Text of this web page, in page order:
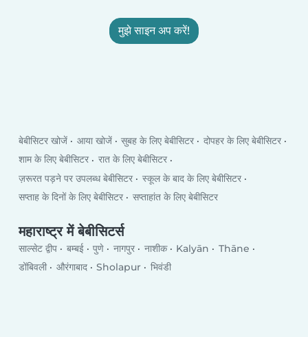
मुझे साइन अप करें!
बेबीसिटर खोजें आया खोजें सुबह के लिए बेबीसिटर
दोपहर के लिए बेबीसिटर
शाम के लिए बेबीसिटर
रात के लिए बेबीसिटर
ज़रूरत पड़ने पर उपलब्ध बेबीसिटर
स्कूल के बाद के लिए बेबीसिटर
सप्ताह के दिनों के लिए बेबीसिटर
सप्ताहांत के लिए बेबीसिटर
महाराष्ट्र में बेबीसिटर्स
साल्सेट द्वीप बम्बई पुणे नागपुर नाशीक Kalyān
Thāne
डोंबिवली
औरंगाबाद Sholapur भिवंडी